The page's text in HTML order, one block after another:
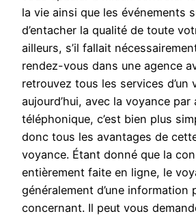
la vie ainsi que les événements
d’entacher la qualité de toute
ailleurs, s’il fallait
rendez-vous dans une agence
retrouvez tous les services d’un
aujourd’hui, avec la voyance par
téléphonique, c’est bien plus
donc tous les avantages de
voyance. Étant donné que la
entièrement faite en ligne, le
généralement d’une information
concernant. Il peut vous